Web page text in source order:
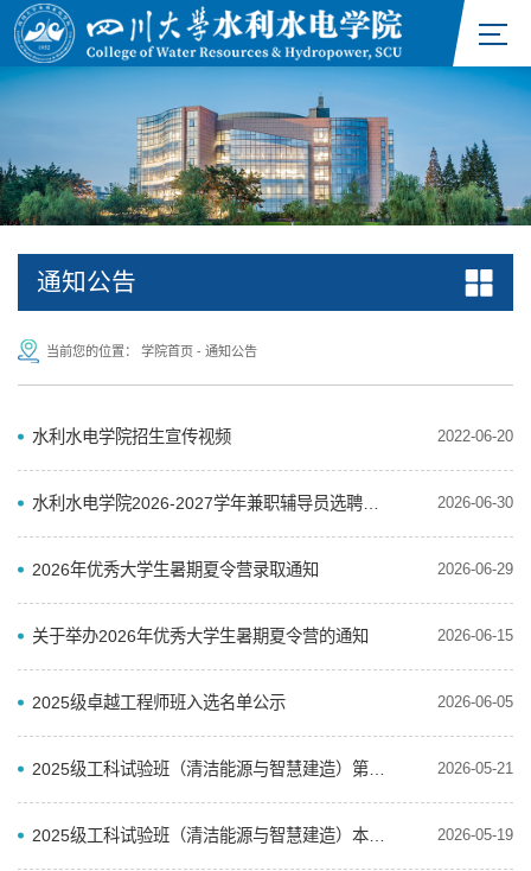
通知公告
当前您的位置： 学院首页 - 通知公告
水利水电学院招生宣传视频 2022-06-20
2026-06-30
2026年优秀大学生暑期夏令营录取通知 2026-06-29
关于举办2026年优秀大学生暑期夏令营的通知 2026-06-15
2025级卓越工程师班入选名单公示 2026-06-05
2026-05-21
2026-05-19